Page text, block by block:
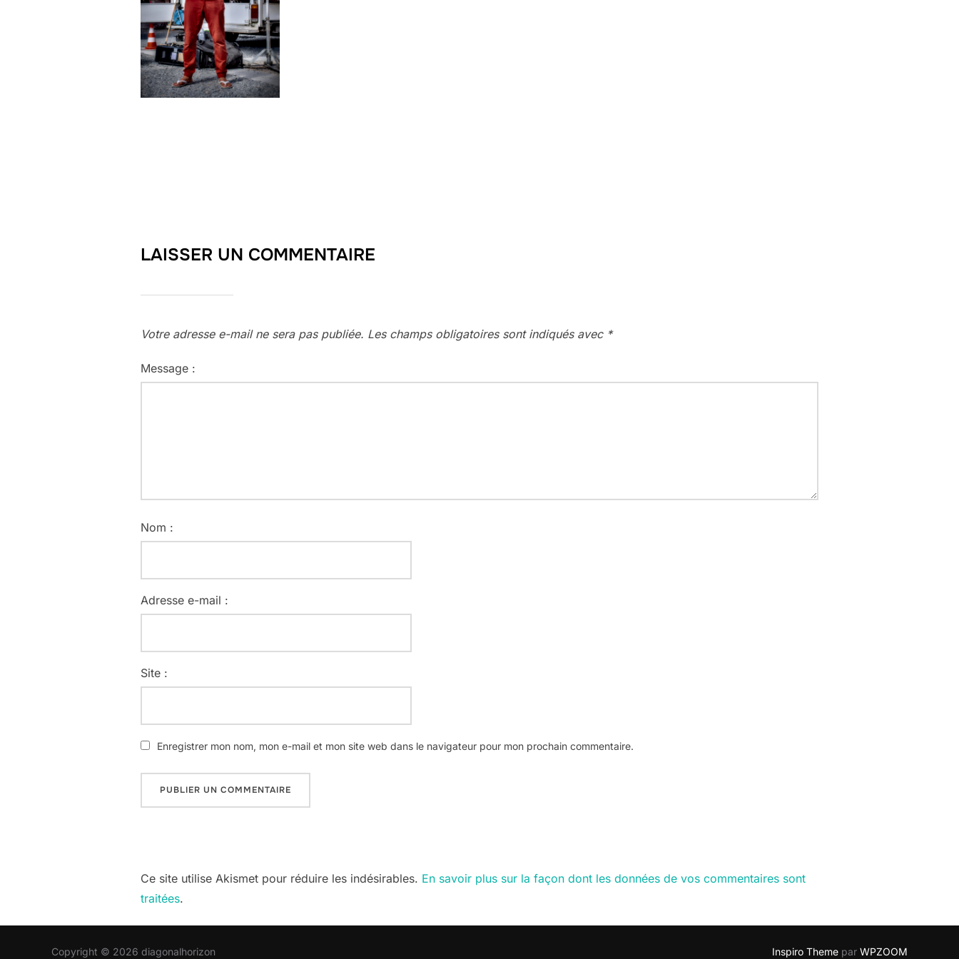
LAISSER UN COMMENTAIRE
Votre adresse e-mail ne sera pas publiée. Les champs obligatoires sont indiqués avec *
Message :
Nom :
Adresse e-mail :
Site :
Enregistrer mon nom, mon e-mail et mon site web dans le navigateur pour mon prochain commentaire.
Ce site utilise Akismet pour réduire les indésirables. En savoir plus sur la façon dont les données de vos commentaires sont
traitées.
Copyright © 2026 diagonalhorizon Inspiro Theme par WPZOOM